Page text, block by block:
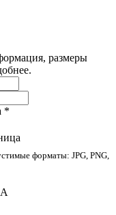
размеры
*
форматы: JPG, PNG,